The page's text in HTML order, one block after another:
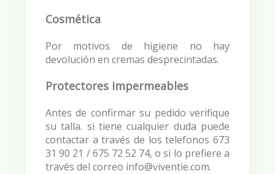
Cosmética
Por motivos de higiene no hay
devolución en cremas desprecintadas.
Protectores impermeables
Antes de confirmar su pedido verifique
su talla. si tiene cualquier duda puede
contactar a través de los telefonos 673
31 90 21 / 675 72 52 74, o si lo prefiere a
través del correo info@viventie.com.